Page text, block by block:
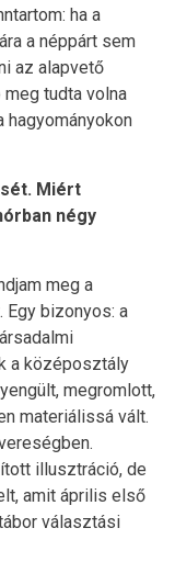
ha a
a néppárt sem
az alapvető
tudta volna
hagyományokon
Miért
négy
meg a
bizonyos: a
a középosztály
megromlott,
materiálissá vált.
illusztráció, de
amit április első
választási